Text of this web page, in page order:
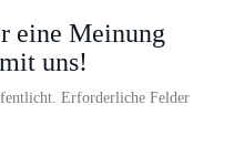
eine Meinung
uns!
Erforderliche Felder